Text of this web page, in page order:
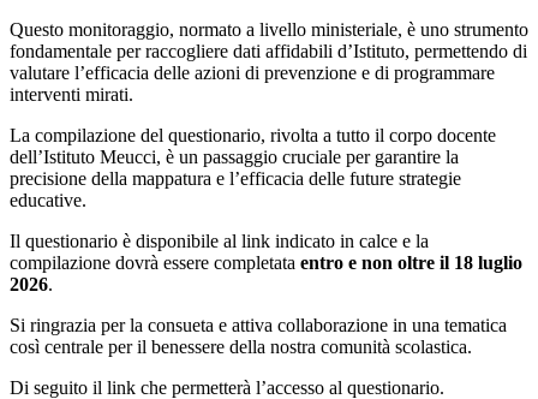
Questo monitoraggio, normato a livello ministeriale, è uno strumento
fondamentale per raccogliere dati affidabili d’Istituto, permettendo di
valutare l’efficacia delle azioni di prevenzione e di programmare
interventi mirati.
La compilazione del questionario, rivolta a tutto il corpo docente
dell’Istituto Meucci, è un passaggio cruciale per garantire la
precisione della mappatura e l’efficacia delle future strategie
educative.
Il questionario è disponibile al link indicato in calce e la
compilazione dovrà essere completata entro e non oltre il 18 luglio
2026.
Si ringrazia per la consueta e attiva collaborazione in una tematica
così centrale per il benessere della nostra comunità scolastica.
Di seguito il link che permetterà l’accesso al questionario.